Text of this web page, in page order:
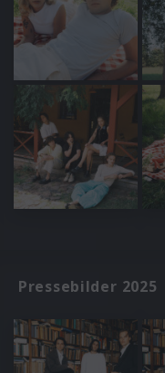
Pressebilder 2025